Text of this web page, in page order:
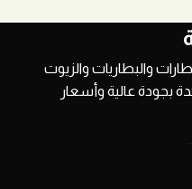
والبطاريات والزيوت
بجودة عالية وأسعار